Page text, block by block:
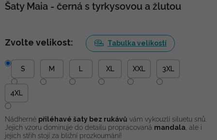
Šaty Maia - černá s tyrkysovou a žlutou
Zvolte velikost: Tabulka velikostí
S M XL XXL 3XL
4XL
Nádherné přiléhavé šaty bez rukávů vám vykouzlí siluetu snů.
Jejich vzoru dominuje do detailu propracovaná mandala , ale i
jejich střih stojí za bližní prozkoumání!